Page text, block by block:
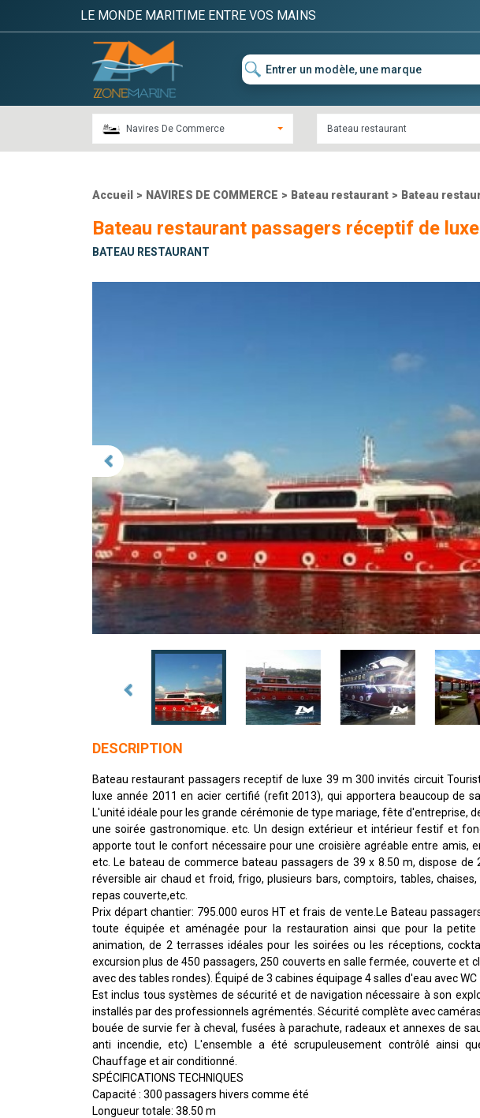
LE MONDE MARITIME ENTRE VOS MAINS
Navires De Commerce Bateau restaurant
Accueil > NAVIRES DE COMMERCE > Bateau restaurant > Bateau
Bateau restaurant passagers réceptif de
BATEAU RESTAURANT
DESCRIPTION
Bateau restaurant passagers receptif de luxe 39 m 300 invités circuit
luxe année 2011 en acier certifié (refit 2013), qui apportera beaucoup de
L'unité idéale pour les grande cérémonie de type mariage, fête d'entreprise,
une soirée gastronomique. etc. Un design extérieur et intérieur festif et
apporte tout le confort nécessaire pour une croisière agréable entre amis,
etc. Le bateau de commerce bateau passagers de 39 x 8.50 m, dispose de
réversible air chaud et froid, frigo, plusieurs bars, comptoirs, tables,
repas couverte,etc.
Prix départ chantier: 795.000 euros HT et frais de vente.Le Bateau
toute équipée et aménagée pour la restauration ainsi que pour la
animation, de 2 terrasses idéales pour les soirées ou les réceptions,
excursion plus de 450 passagers, 250 couverts en salle fermée, couverte et
avec des tables rondes). Équipé de 3 cabines équipage 4 salles d'eau avec WC
Est inclus tous systèmes de sécurité et de navigation nécessaire à son
installés par des professionnels agrémentés. Sécurité complète avec
bouée de survie fer à cheval, fusées à parachute, radeaux et annexes de
anti incendie, etc) L'ensemble a été scrupuleusement contrôlé ainsi
Chauffage et air conditionné.
SPÉCIFICATIONS TECHNIQUES
Capacité : 300 passagers hivers comme été
Longueur totale: 38.50 m